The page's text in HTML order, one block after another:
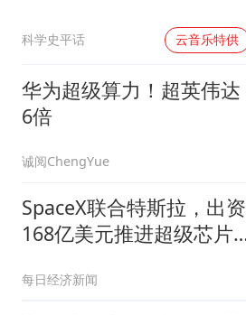
科学史平话 云音乐特供
华为超级算力！超英伟达
6倍
诚阅ChengYue
SpaceX联合特斯拉，出资
168亿美元推进超级芯片
每日经济新闻